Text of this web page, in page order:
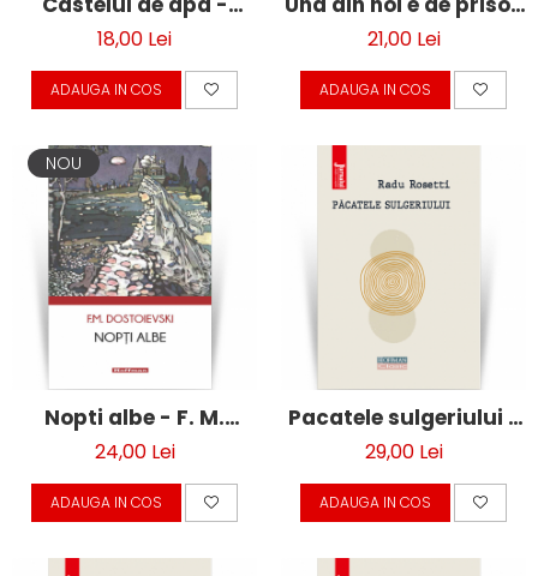
Margareta Sterian
18,00 Lei
ADAUGA IN COS
- Sidonia Dragusanu
21,00 Lei
ADAUGA IN COS
NOU
Nopti albe - F. M.
Dostoievski
24,00 Lei
ADAUGA IN COS
Pacatele sulgeriului -
Radu Rosetti
29,00 Lei
ADAUGA IN COS